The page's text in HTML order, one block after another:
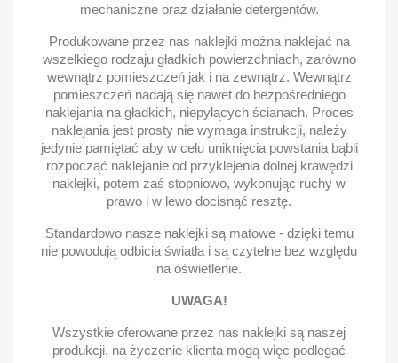
mechaniczne oraz działanie detergentów.
Produkowane przez nas naklejki można naklejać na
wszelkiego rodzaju gładkich powierzchniach, zarówno
wewnątrz pomieszczeń jak i na zewnątrz. Wewnątrz
pomieszczeń nadają się nawet do bezpośredniego
naklejania na gładkich, niepylących ścianach. Proces
naklejania jest prosty nie wymaga instrukcji, należy
jedynie pamiętać aby w celu uniknięcia powstania bąbli
rozpocząć naklejanie od przyklejenia dolnej krawędzi
naklejki, potem zaś stopniowo, wykonując ruchy w
prawo i w lewo docisnąć resztę.
Standardowo nasze naklejki są matowe - dzięki temu
nie powodują odbicia światła i są czytelne bez względu
na oświetlenie.
UWAGA!
Wszystkie oferowane przez nas naklejki są naszej
produkcji, na życzenie klienta mogą więc podlegać